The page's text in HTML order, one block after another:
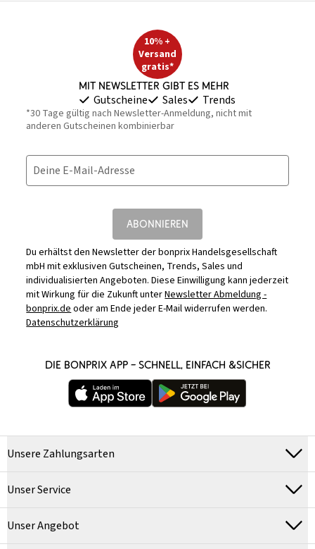
10% +
Versand
gratis*
Mit Newsletter gibt es mehr
Gutscheine Sales Trends
*30 Tage gültig nach Newsletter-Anmeldung, nicht mit
anderen Gutscheinen kombinierbar
Deine E-Mail-Adresse
ABONNIEREN
Du erhältst den Newsletter der bonprix Handelsgesellschaft
mbH mit exklusiven Gutscheinen, Trends, Sales und
individualisierten Angeboten. Diese Einwilligung kann jederzeit
mit Wirkung für die Zukunft unterNewsletter Abmeldung -
bonprix.deoder am Ende jeder E-Mail widerrufen werden.
Datenschutzerklärung
DIE BONPRIX APP – SCHNELL, EINFACH &SICHER
Unsere Zahlungsarten
Unser Service
Unser Angebot